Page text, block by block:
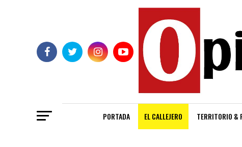
PORTADA EL CALLEJERO TERRITORIO &